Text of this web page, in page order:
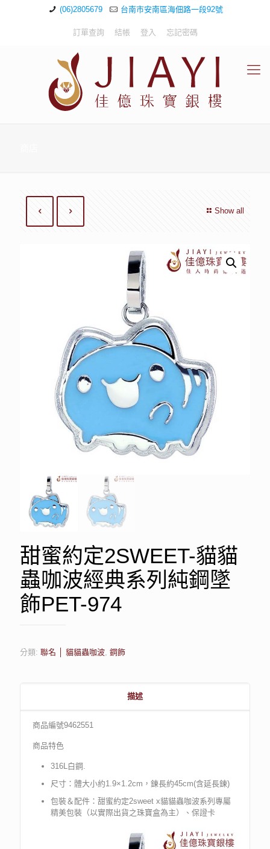
(06)2805679 台南市安南區海佃路一段92號
訂單查詢 結帳 登入 忘記密碼
Show all
甜蜜約定2SWEET-貓貓
蟲咖波經典系列純鋼墜
飾PET-974
分類: 聯名 │ 貓貓蟲咖波, 鋼飾
描述
商品編號9462551
商品特色
316L白鋼.
尺寸：體大小約1.9×1.2cm，鍊長約45cm(含延長鍊)
包裝＆配件：甜蜜約定2sweet x貓貓蟲咖波系列專屬
精美包裝（以實際出貨之珠寶盒為主）、保證卡